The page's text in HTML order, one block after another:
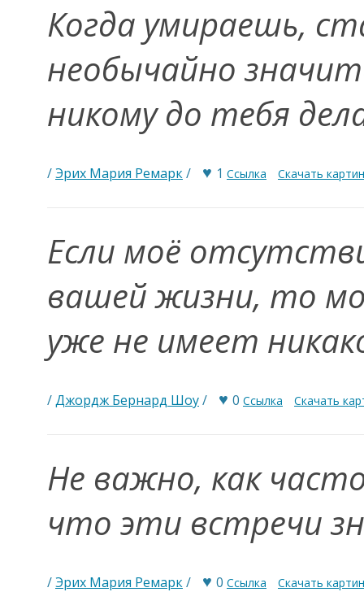
Когда умираешь,
необычайно
никому до тебя
/Эрих Мария Ремарк/ ♥ 1 Ссылка Скачать
Если моё
вашей жизни, то
уже не имеет
/Джордж Бернард Шоу/ ♥ 0 Ссылка Скачать
Не важно, как
что эти встречи
/Эрих Мария Ремарк/ ♥ 0 Ссылка Скачать